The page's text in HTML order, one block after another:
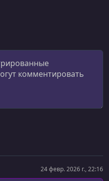
Dopamine
Feel Human with Motion
24 февр. 2026 г., 22:16